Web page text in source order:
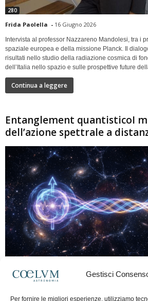
Gestisci
Per fornire le migliori esperienze, utilizziamo
280
Frida Paolella - 16 Giugno 2026
Intervista al professor Nazzareno Mandolesi, tra i
spaziale europea e della missione Planck. Il
risultati nello studio della radiazione cosmica di
dell’Italia nello spazio e sulle prospettive future
Continua a leggere
Entanglement quantisticoI
dell’azione spettrale a
Marco Lorrai - 15 Giugno 2026
moderna: due particelle possono mostrare